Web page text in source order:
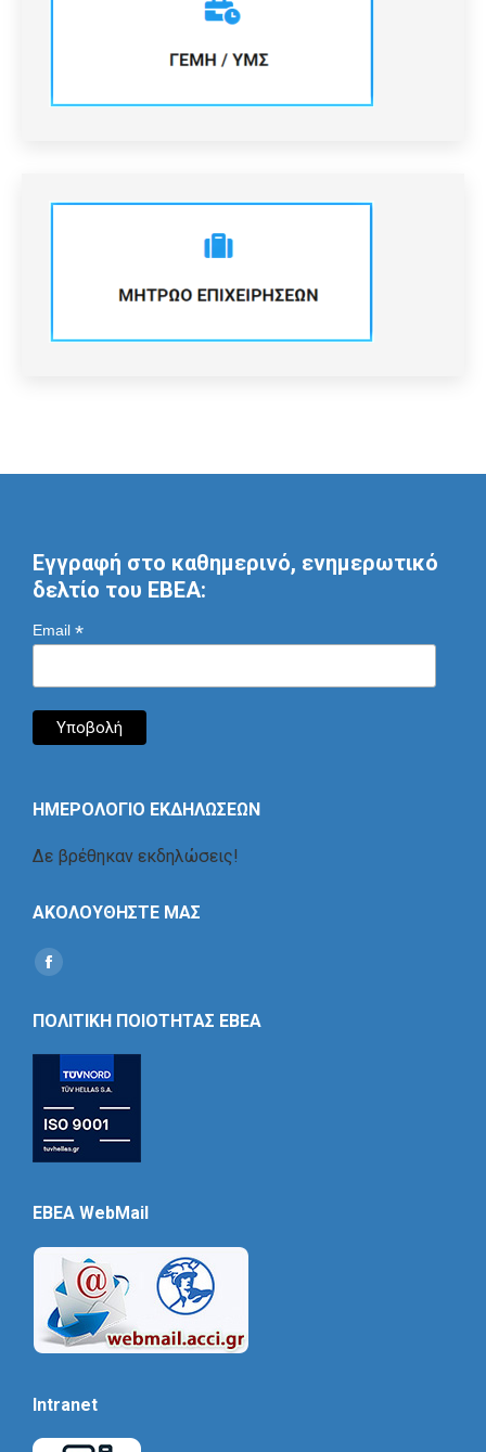
Εγγραφή στο καθημερινό, ενημερωτικό
δελτίο του ΕΒΕΑ:
Email *
ΗΜΕΡΟΛΟΓΙΟ ΕΚΔΗΛΩΣΕΩΝ
Δε βρέθηκαν εκδηλώσεις!
ΑΚΟΛΟΥΘΗΣΤΕ ΜΑΣ
Find us on:
Social
ΠΟΛΙΤΙΚΗ ΠΟΙΟΤΗΤΑΣ ΕΒΕΑ
EBEA WebMail
Intranet